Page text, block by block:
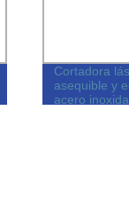
Cortadora
asequible y
acero